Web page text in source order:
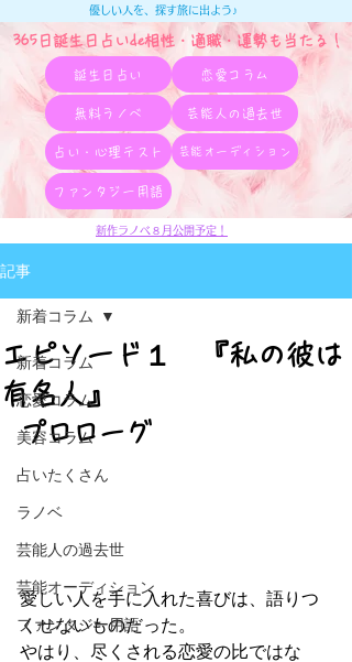
365日誕生日占いde相性・適職・​運勢も当たる！
優しい人を、探す旅に出よう♪
誕生日占い 恋愛コラム
無料ラノベ 芸能人の過去世
占い・心理テスト 芸能オーディション
ファンタジー用語
新作ラノベ８月公開予定！
記事
新着コラム
恋愛コラム
美容コラム
占いたくさん
ラノベ
芸能人の過去世
芸能オーディション
ファンタジー用語
新着コラム
エピソード１ 『私の彼は
有名人』
プロローグ
愛しい人を手に入れた喜びは、語りつ
くせないものだった。
やはり、尽くされる恋愛の比ではな